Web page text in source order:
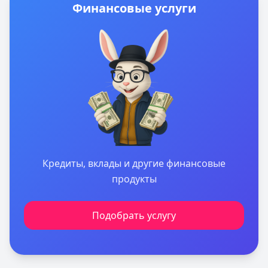
сервисом Кредитный Зай, где собраны актуальные
Финансовые услуги
Кредиты, вклады и другие финансовые
продукты
Подобрать услугу